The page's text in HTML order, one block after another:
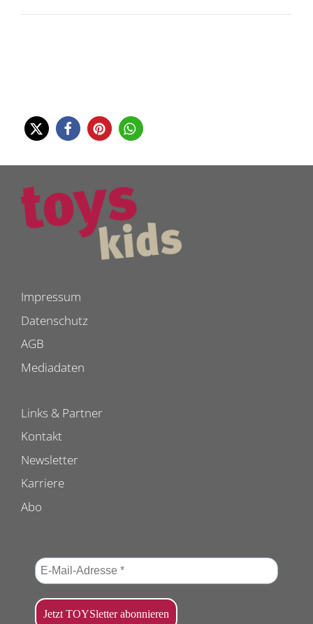
Impressum
Datenschutz
AGB
Mediadaten
Links & Partner
Kontakt
Newsletter
Karriere
Abo